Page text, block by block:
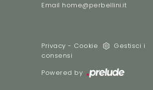
Email home@perbellini.it
Privacy - Cookie
Gestisci i
consensi
Powered by